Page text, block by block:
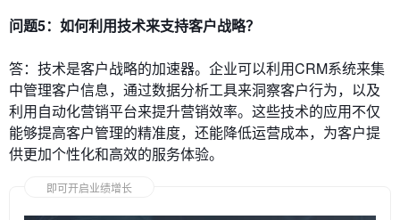
问题5：如何利用技术来支持客户战略？
答：技术是客户战略的加速器。企业可以利用CRM系统来集
中管理客户信息，通过数据分析工具来洞察客户行为，以及
利用自动化营销平台来提升营销效率。这些技术的应用不仅
能够提高客户管理的精准度，还能降低运营成本，为客户提
供更加个性化和高效的服务体验。
即可开启业绩增长